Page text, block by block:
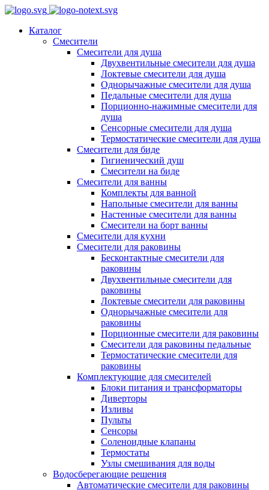
Каталог
Смесители
Смесители для душа
Двухвентильные смесители для душа
Локтевые смесители для душа
Однорычажные смесители для душа
Педальные смесители для душа
Порционно-нажимные смесители для
душа
Сенсорные смесители для душа
Термостатические смесители для душа
Смесители для биде
Гигиенический душ
Смесители на биде
Смесители для ванны
Комплекты для ванной
Напольные смесители для ванны
Настенные смесители для ванны
Смесители на борт ванны
Смесители для кухни
Смесители для раковины
Бесконтактные смесители для
раковины
Двухвентильные смесители для
раковины
Локтевые смесители для раковины
Однорычажные смесители для
раковины
Порционные смесители для раковины
Смесители для раковины педальные
Термостатические смесители для
раковины
Комплектующие для смесителей
Блоки питания и трансформаторы
Диверторы
Изливы
Пульты
Сенсоры
Соленоидные клапаны
Термостаты
Узлы смешивания для воды
Водосберегающие решения
Автоматические смесители для раковины